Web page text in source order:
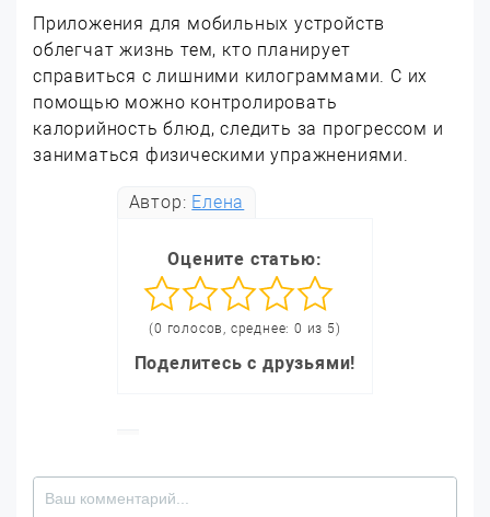
Приложения для мобильных устройств
облегчат жизнь тем, кто планирует
справиться с лишними килограммами. С их
помощью можно контролировать
калорийность блюд, следить за прогрессом и
заниматься физическими упражнениями.
Автор: Елена
Оцените статью:
(0 голосов, среднее: 0 из 5)
Поделитесь с друзьями!